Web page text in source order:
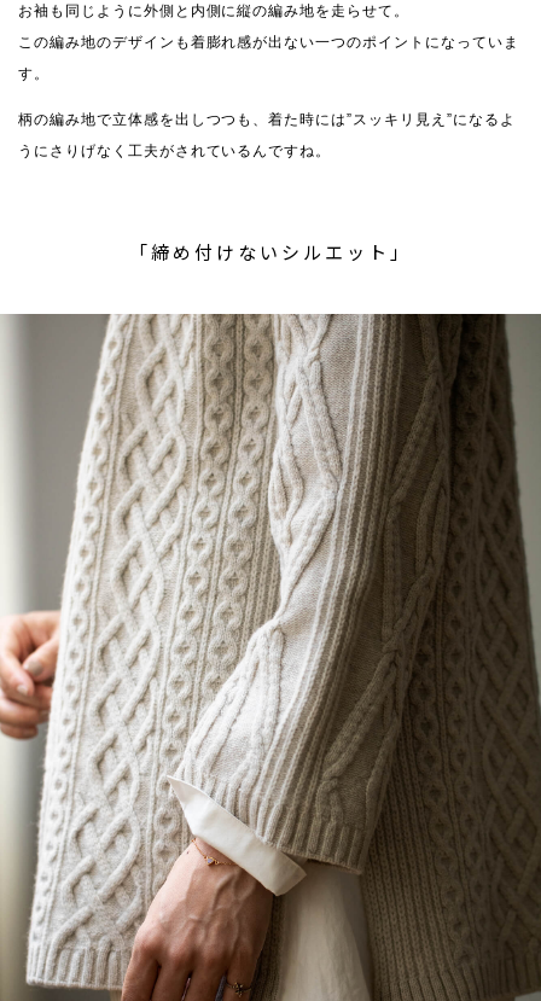
お袖も同じように外側と内側に縦の編み地を走らせて。
この編み地のデザインも着膨れ感が出ない一つのポイントになっていま
す。
柄の編み地で立体感を出しつつも、着た時には”スッキリ見え”になるよ
うにさりげなく工夫がされているんですね。
「締め付けないシルエット」